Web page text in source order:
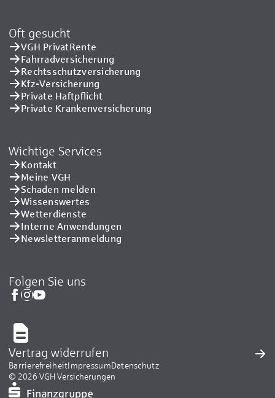
Oft gesucht
VGH PrivatRente
Fahrradversicherung
Rechtsschutzversicherung
Kfz-Versicherung
Private Haftpflicht
Private Kranken­versicherung
Wichtige Services
Kontakt
Meine VGH
Schaden melden
Wissenswertes
Wetterdienste
Interne Anwendungen
Newsletteranmeldung
Folgen Sie uns
Vertrag widerrufen
BarrierefreiheitImpressumDatenschutz
© 2026 VGH Versicherungen